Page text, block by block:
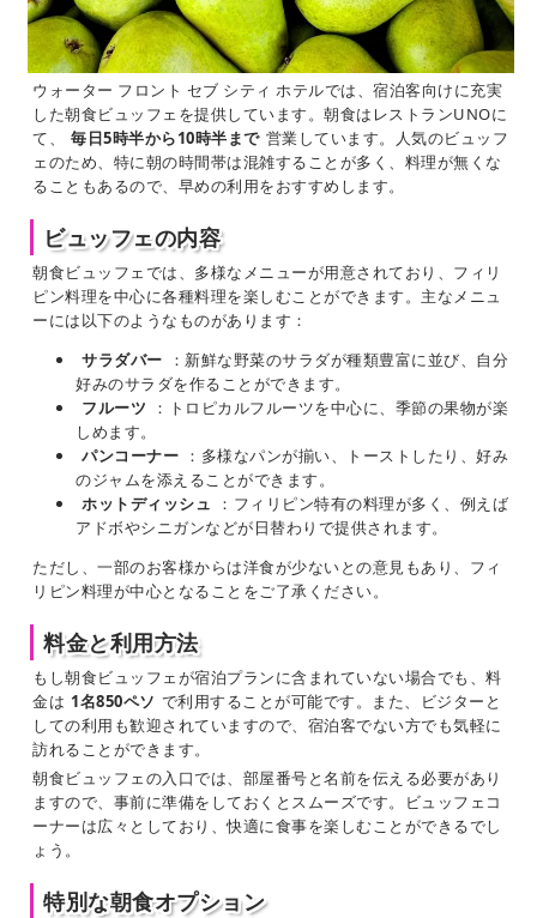
ウォーター フロント セブ シティ ホテルでは、宿泊客向けに充実
した朝食ビュッフェを提供しています。朝食はレストランUNOに
て、
毎日5時半から10時半まで 営業しています。人気のビュッフ
ェのため、特に朝の時間帯は混雑することが多く、料理が無くな
ることもあるので、早めの利用をおすすめします。
ビュッフェの内容
朝食ビュッフェでは、多様なメニューが用意されており、フィリ
ピン料理を中心に各種料理を楽しむことができます。主なメニュ
ーには以下のようなものがあります：
サラダバー
：新鮮な野菜のサラダが種類豊富に並び、自分
好みのサラダを作ることができます。
フルーツ
：トロピカルフルーツを中心に、季節の果物が楽
しめます。
パンコーナー ：多様なパンが揃い、トーストしたり、好み
のジャムを添えることができます。
ホットディッシュ
：フィリピン特有の料理が多く、例えば
アドボやシニガンなどが日替わりで提供されます。
ただし、一部のお客様からは洋食が少ないとの意見もあり、フィ
リピン料理が中心となることをご了承ください。
料金と利用方法
もし朝食ビュッフェが宿泊プランに含まれていない場合でも、料
金は 1名850ペソ で利用することが可能です。また、ビジターと
しての利用も歓迎されていますので、宿泊客でない方でも気軽に
訪れることができます。
朝食ビュッフェの入口では、部屋番号と名前を伝える必要があり
ますので、事前に準備をしておくとスムーズです。ビュッフェコ
ーナーは広々としており、快適に食事を楽しむことができるでし
ょう。
特別な朝食オプション